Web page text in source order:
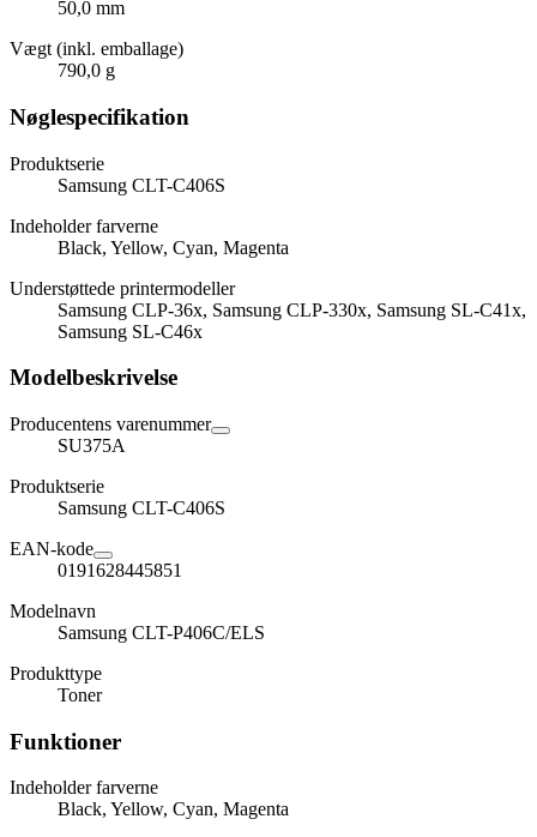
50,0 mm
Vægt (inkl. emballage)
790,0 g
Nøglespecifikation
Produktserie
Samsung CLT-C406S
Indeholder farverne
Black, Yellow, Cyan, Magenta
Understøttede printermodeller
Samsung CLP-36x, Samsung CLP-330x, Samsung SL-C41x,
Samsung SL-C46x
Modelbeskrivelse
Producentens varenummer
SU375A
Produktserie
Samsung CLT-C406S
EAN-kode
0191628445851
Modelnavn
Samsung CLT-P406C/ELS
Produkttype
Toner
Funktioner
Indeholder farverne
Black, Yellow, Cyan, Magenta